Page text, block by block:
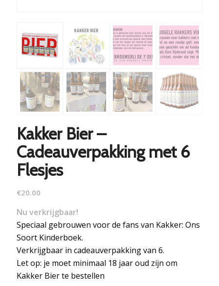
Kakker Bier –
Cadeauverpakking met 6
Flesjes
€20.00
Nu verkrijgbaar!
Speciaal gebrouwen voor de fans van Kakker: Ons
Soort Kinderboek.
Verkrijgbaar in cadeauverpakking van 6.
Let op: je moet minimaal 18 jaar oud zijn om
Kakker Bier te bestellen